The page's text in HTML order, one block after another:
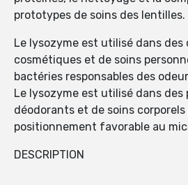
prototypes de soins des lentilles.
Le lysozyme est utilisé dans des
cosmétiques et de soins
bactéries responsables des
Le lysozyme est utilisé dans des
déodorants et de soins
positionnement favorable au
DESCRIPTION